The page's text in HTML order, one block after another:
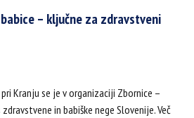
– ključne za zdravstveni
Kranju se je v organizaciji Zbornice –
in babiške nege Slovenije. Več